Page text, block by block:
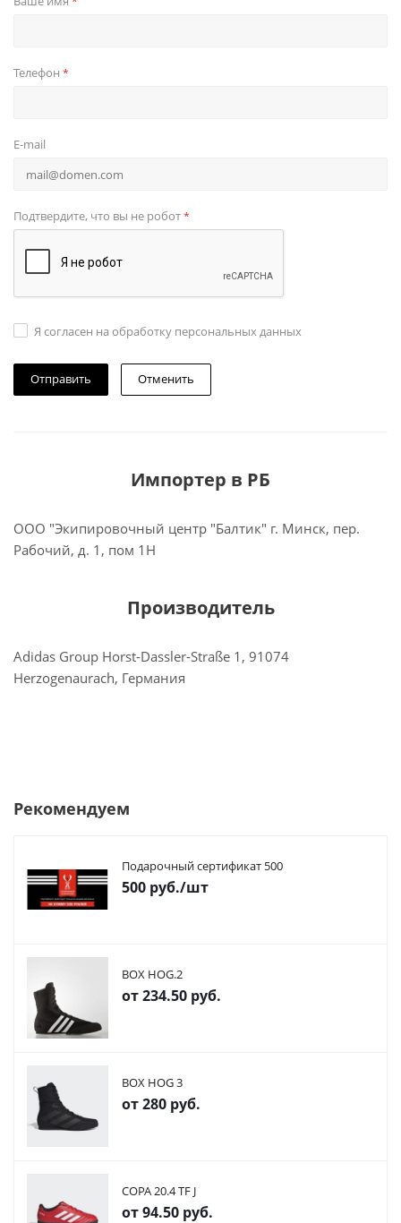
Телефон *
E-mail
Подтвердите, что вы не робот*
Я согласен на обработку персональных данных
Отменить
Импортер в РБ
ООО "Экипировочный центр "Балтик" г. Минск, пер.
Рабочий, д. 1, пом 1Н
Производитель
Adidas Group Horst-Dassler-Straße 1, 91074
Herzogenaurach, Германия
Рекомендуем
Подарочный сертификат 500
500 руб./шт
BOX HOG.2
от234.50 руб.
BOX HOG 3
от280 руб.
COPA 20.4 TF J
от94.50 руб.